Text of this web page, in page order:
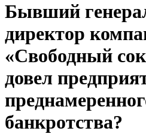
Бывший
директор
«Свободный
довел
банкротства?